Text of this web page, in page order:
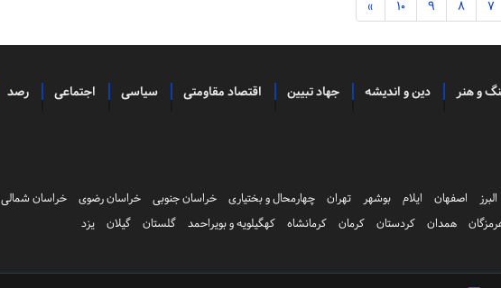
7
8
9
10
»
و هنر دین و اندیشه جهاد تبیین اقتصاد مقاومتی سیاسی اجتماعی رصد
البرز اصفهان ایلام بوشهر تهران چهارمحال و بختیاری خراسان جنوبی خراسان رضوی خراسان شمالی
همدان کردستان کرمان کرمانشاه کهگیلویه و بویراحمد گلستان گیلان یزد